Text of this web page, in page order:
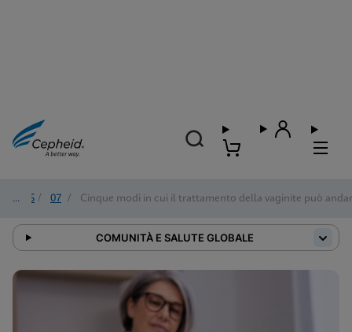
2025 / 07 / Cinque modi in cui il trattamento della vaginite può
COMUNITÀ E SALUTE GLOBALE